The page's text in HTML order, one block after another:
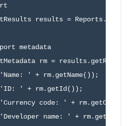
results =
metadata
rm =
' + rm.getName());
' + rm.getId());
code: ' +
name: ' +